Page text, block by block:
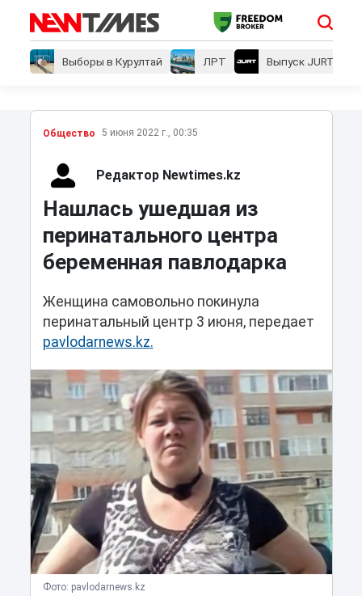
Выборы в Курултай ЛРТ Выпуск JURT
Общество 5 июня 2022 г., 00:35
Редактор Newtimes.kz
Нашлась ушедшая из
перинатального центра
беременная павлодарка
Женщина самовольно покинула
перинатальный центр 3 июня, передает
pavlodarnews.kz.
Фото: pavlodarnews.kz